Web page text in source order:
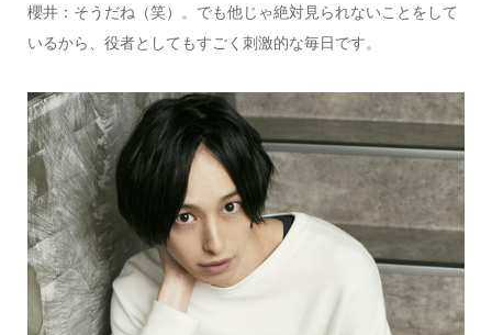
櫻井：そうだね（笑）。でも他じゃ絶対見られないことをして
いるから、役者としてもすごく刺激的な毎日です。